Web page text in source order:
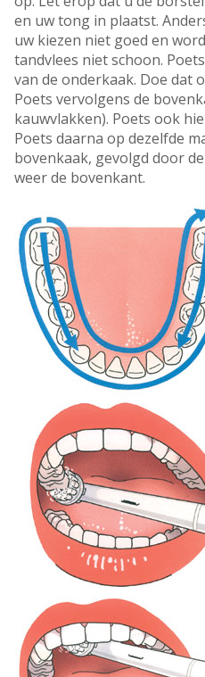
en uw tong in plaatst.
uw kiezen niet goed en
tandvlees niet schoon.
van de onderkaak. Doe dat
Poets vervolgens de
kauwvlakken). Poets ook
Poets daarna op dezelfde
bovenkaak, gevolgd door
weer de bovenkant.